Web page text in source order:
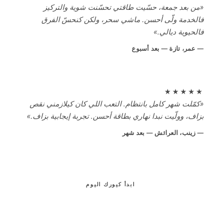
بعد جمعة، حسّيت طاقتي تحسّنت شوية والتركيز
ولّى أحسن. ماشي سحر، ولكن كنحسّ الفرق
ديالي.»
عمر، تازة — بعد أسبوع
شهر كامل بانتظام. التعب اللي كان كيلازمني نقص
وولّيت نبدا نهاري بطاقة أحسن. تجربة إيجابية بزاف.»
زينب، العرائش — بعد شهر
ابدأ كيورك اليوم